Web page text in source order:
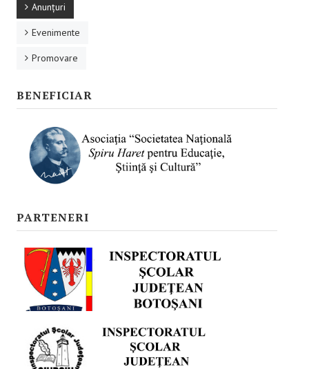
Pentru educaţie incluzivă
Pentru educație incluzivă
Pentru capacitate instituţională
ACCES BLACKBOARD
SESIUNI ONLINE
CONTACT
Anunţuri
Evenimente
Promovare
BENEFICIAR
PARTENERI